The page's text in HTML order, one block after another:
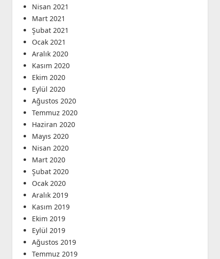
Nisan 2021
Mart 2021
Şubat 2021
Ocak 2021
Aralık 2020
Kasım 2020
Ekim 2020
Eylül 2020
Ağustos 2020
Temmuz 2020
Haziran 2020
Mayıs 2020
Nisan 2020
Mart 2020
Şubat 2020
Ocak 2020
Aralık 2019
Kasım 2019
Ekim 2019
Eylül 2019
Ağustos 2019
Temmuz 2019